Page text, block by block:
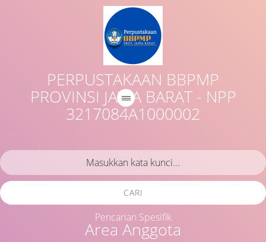
PERPUSTAKAAN BBPMP
PROVINSI JAWA BARAT - NPP
3217084A1000002
Area Anggota
CARI
Pencarian Spesifik